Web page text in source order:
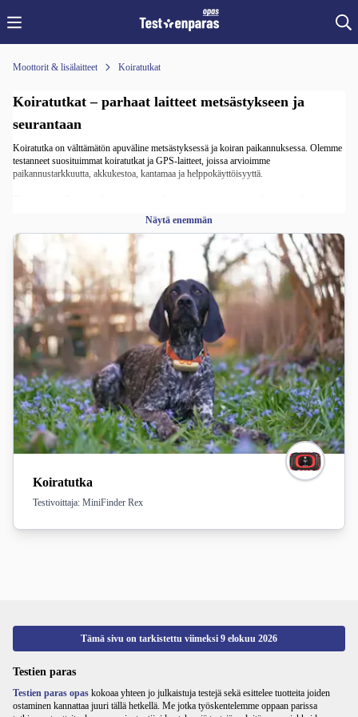
Moottorit & lisälaitteet Koiratutkat
Koiratutkat – parhaat laitteet metsästykseen ja
seurantaan
Koiratutka on välttämätön apuväline metsästyksessä ja koiran paikannuksessa. Olemme
testanneet suosituimmat koiratutkat ja GPS-laitteet, joissa arvioimme
paikannustarkkuutta, akkukestoa, kantamaa ja helppokäyttöisyyttä.
Tutustu tuloksiin ja löydä paras koiratutka koirasi turvaksi.
Näytä enemmän
Koiratutka
Testivoittaja: MiniFinder Rex
Testien paras
Testien paras opas kokoaa yhteen jo julkaistuja testejä sekä esittelee tuotteita joiden
ostaminen kannattaa juuri tällä hetkellä. Me jotka työskentelemme oppaan parissa
Tämä sivu on tarkistettu viimeksi 9 elokuu 2026